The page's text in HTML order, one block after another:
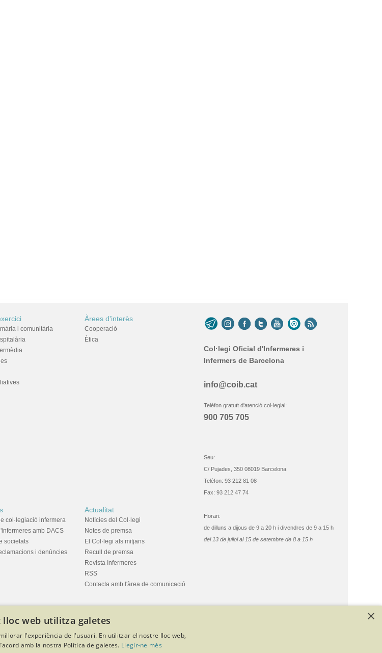
i comunitària
Àrees d'interès
Cooperació
Ètica
col·legiació infermera
amb DACS
societats
i denúncies
Actualitat
Notícies del Col·legi
Notes de premsa
El Col·legi als mitjans
Recull de premsa
Revista Infermeres
RSS
Contacta amb l'àrea de comunicació
Col·legi Oficial d'Infermeres i
Infermers de Barcelona
info@coib.cat
Telèfon gratuït d'atenció col·legial:
900 705 705
Seu:
C/ Pujades, 350 08019 Barcelona
Telèfon: 93 212 81 08
Fax: 93 212 47 74
Horari:
de dilluns a dijous de 9 a 20 h i divendres de 9 a 15 h
del 13 de juliol al 15 de setembre de 8 a 15 h
Avís legal Política de protecció de dades
×
lloc web utilitza galetes
l'experiència de l'usuari. En utilitzar el nostre lloc web,
amb la nostra Política de galetes. Llegir-ne més